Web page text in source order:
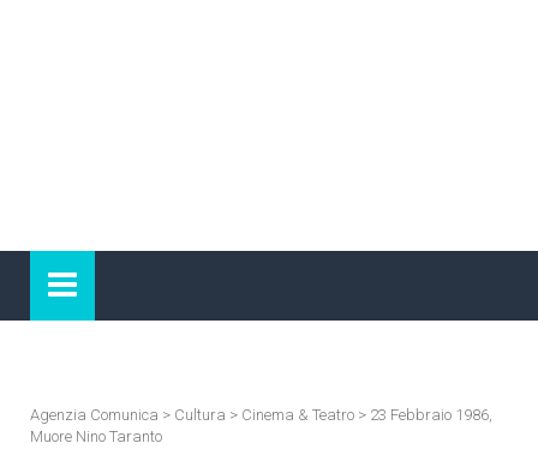
Agenzia Comunica > Cultura > Cinema & Teatro > 23 Febbraio 1986,
Muore Nino Taranto